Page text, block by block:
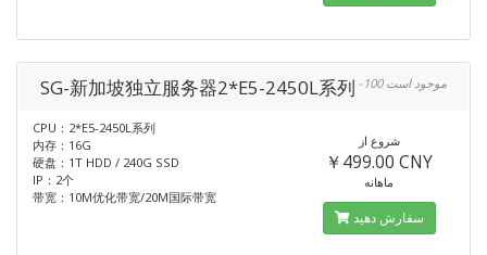
SG-新加坡独立服务器2*E5-2450L系列 -100 موجود است
CPU：2*E5-2450L系列
内存：16G
硬盘：1T HDD / 240G SSD
IP：2个
带宽：10M优化带宽/20M国际带宽
شروع از
￥499.00 CNY
ماهانه
سفارش دهید